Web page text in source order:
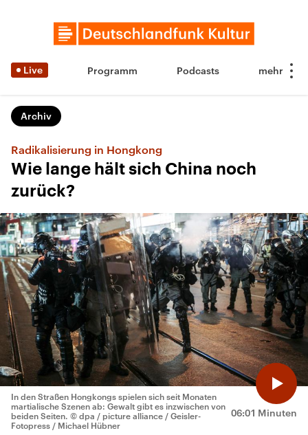
Live Programm Podcasts
Archiv
Radikalisierung in Hongkong
Wie lange hält sich China noch
zurück?
06:01 Minuten
In den Straßen Hongkongs spielen sich seit Monaten
martialische Szenen ab: Gewalt gibt es inzwischen von
beiden Seiten. © dpa / picture alliance / Geisler-
Fotopress / Michael Hübner